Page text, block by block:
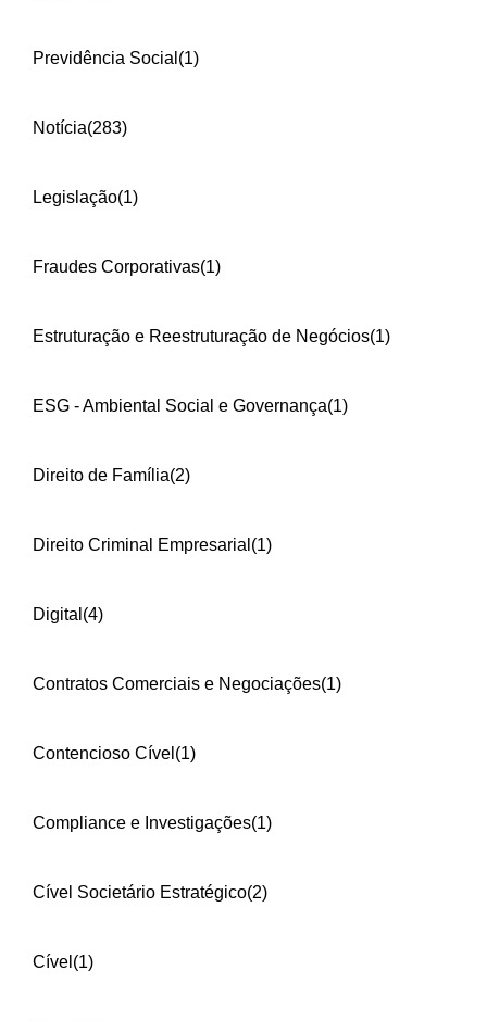
Previdência Social (1)
Notícia(283)
Legislação(1)
Fraudes Corporativas(1)
Estruturação e Reestruturação de Negócios(1)
ESG - Ambiental Social e Governança(1)
Direito de Família(2)
Direito Criminal Empresarial (1)
Digital (4)
Contratos Comerciais e Negociações(1)
Contencioso Cível (1)
Compliance e Investigações(1)
Cível Societário Estratégico(2)
Cível (1)